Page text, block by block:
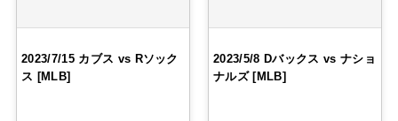
2023/7/15 カブス vs Rソック
ス [MLB]
2023/5/8 Dバックス vs ナショ
ナルズ [MLB]